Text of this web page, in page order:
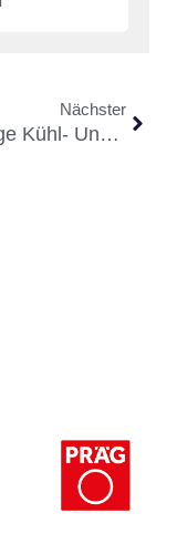
Nächster
Neuartige Kühl- Und Heiztechnologie